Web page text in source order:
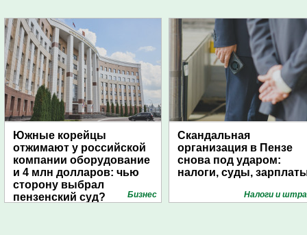
Южные корейцы
отжимают у российской
компании оборудование
и 4 млн долларов: чью
сторону выбрал
пензенский суд?
Бизнес
Скандальная
организация в Пензе
снова под ударом:
налоги, суды,
Налоги и